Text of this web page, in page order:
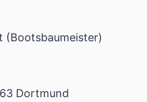
(Bootsbaumeister)
Dortmund